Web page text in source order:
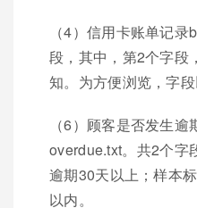
（4）信用卡账单记
段，其中，第2个字段
知。为方便浏览，字段
（6）顾客是否发生
overdue.txt。共2个字
逾期30天以上；样本
以内。